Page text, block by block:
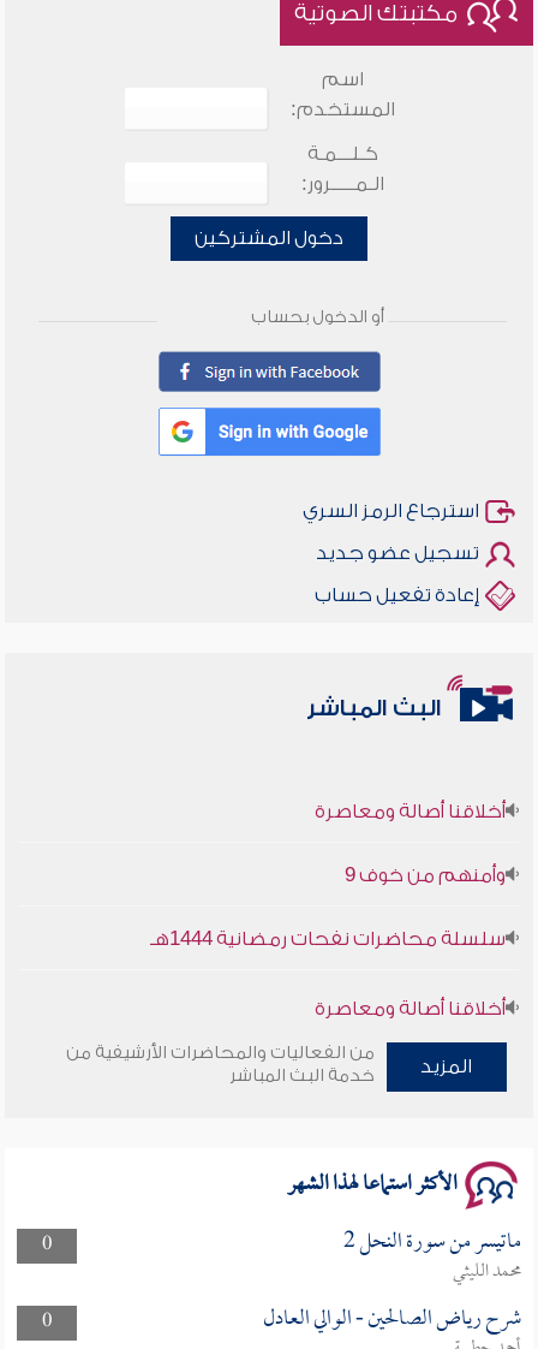
مكتبتك الصوتية
اسم
المستخدم:
كـلـــمـة
الـمـــــرور:
دخول المشتركين
أو الدخول بحساب
استرجاع الرمز السري
تسجيل عضو جديد
إعادة تفعيل حساب
البث المباشر
أخلاقنا أصالة ومعاصرة
وأمنهم من خوف 9
سلسلة محاضرات نفحات رمضانية 1444هـ
أخلاقنا أصالة ومعاصرة
وأمنهم من خوف 9
المزيد
من الفعاليات والمحاضرات الأرشيفية من
خدمة البث المباشر
الأكثر استماعا لهذا الشهر
0 ماتيسر من سورة النحل 2
محمد الليثي
0
شرح رياض الصالحين - الوالي العادل